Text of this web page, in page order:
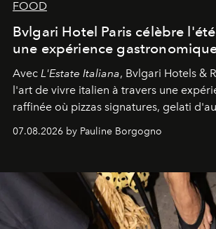
FOOD
Bvlgari Hotel Paris célèbre
une expérience
Avec L'Estate Italiana, Bvlgari Hotels &
l'art de vivre italien à travers une
raffinée où pizzas signatures, gelati
d'exception composent un véritable
07.08.2026 by Pauline Borgogno